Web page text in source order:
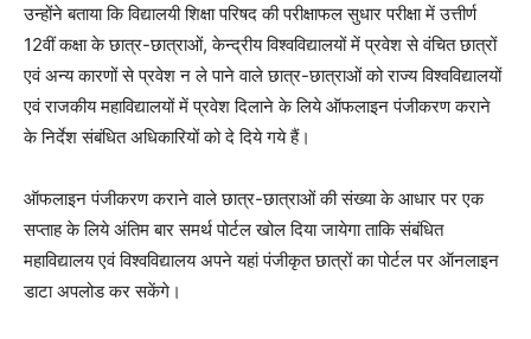
उन्होंने बताया कि विद्यालयी शिक्षा परिषद की परीक्षाफल सुधार परीक्षा में उत्तीर्ण
12वीं कक्षा के छात्र-छात्राओं, केन्द्रीय विश्वविद्यालयों में प्रवेश से वंचित छात्रों
एवं अन्य कारणों से प्रवेश न ले पाने वाले छात्र-छात्राओं को राज्य विश्वविद्यालयों
एवं राजकीय महाविद्यालयों में प्रवेश दिलाने के लिये ऑफलाइन पंजीकरण कराने
के निर्देश संबंधित अधिकारियों को दे दिये गये हैं।
ऑफलाइन पंजीकरण कराने वाले छात्र-छात्राओं की संख्या के आधार पर एक
सप्ताह के लिये अंतिम बार समर्थ पोर्टल खोल दिया जायेगा ताकि संबंधित
महाविद्यालय एवं विश्वविद्यालय अपने यहां पंजीकृत छात्रों का पोर्टल पर ऑनलाइन
डाटा अपलोड कर सकेंगे।